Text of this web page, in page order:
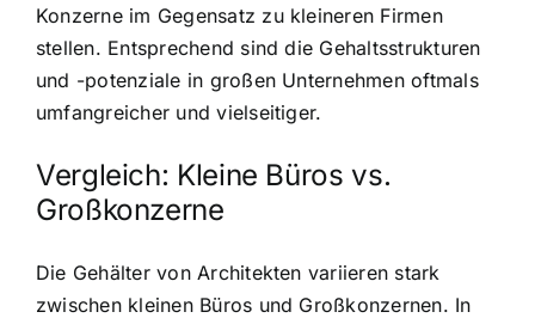
Konzerne im Gegensatz zu kleineren Firmen
stellen. Entsprechend sind die Gehaltsstrukturen
und -potenziale in großen Unternehmen oftmals
umfangreicher und vielseitiger.
Vergleich: Kleine Büros vs.
Großkonzerne
Die Gehälter von Architekten variieren stark
zwischen kleinen Büros und Großkonzernen. In